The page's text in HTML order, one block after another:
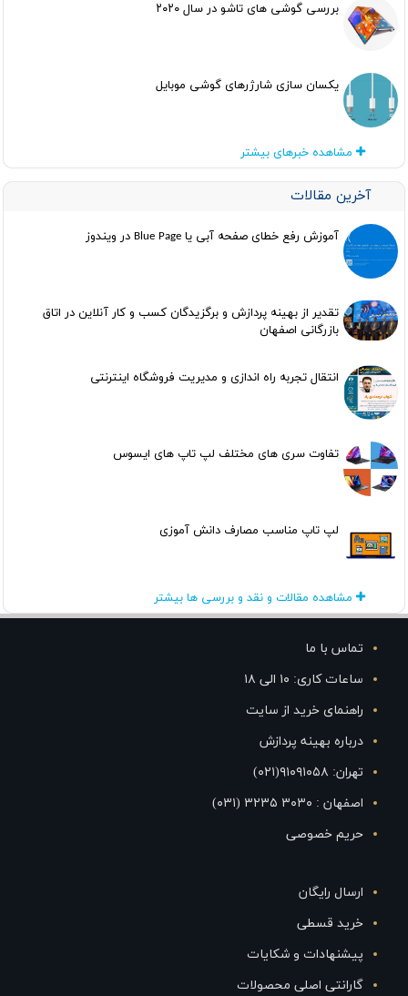
بررسی گوشی های تاشو در سال ۲۰۲۰
یکسان سازی شارژرهای گوشی موبایل
مشاهده خبرهای بیشتر
آخرین مقالات
آموزش رفع خطای صفحه آبی یا Blue Page در ویندوز
تقدیر از بهینه پردازش و برگزیدگان کسب و کار آنلاین در اتاق
بازرگانی اصفهان
انتقال تجربه راه اندازی و مدیریت فروشگاه اینترنتی
تفاوت سری های مختلف لپ تاپ های ایسوس
لپ تاپ مناسب مصارف دانش آموزی
مشاهده مقالات و نقد و بررسی ها بیشتر
تماس با ما
ساعات کاری: ۱۰ الی ۱۸
راهنمای خرید از سایت
درباره بهینه پردازش
تهران: ۹۱۰۹۱۰۵۸(۰۲۱)
اصفهان : ۳۰۳۰ ۳۲۳۵ (۰۳۱)
حریم خصوصی
ارسال رایگان
خرید قسطی
پیشنهادات و شکایات
گارانتی اصلی محصولات